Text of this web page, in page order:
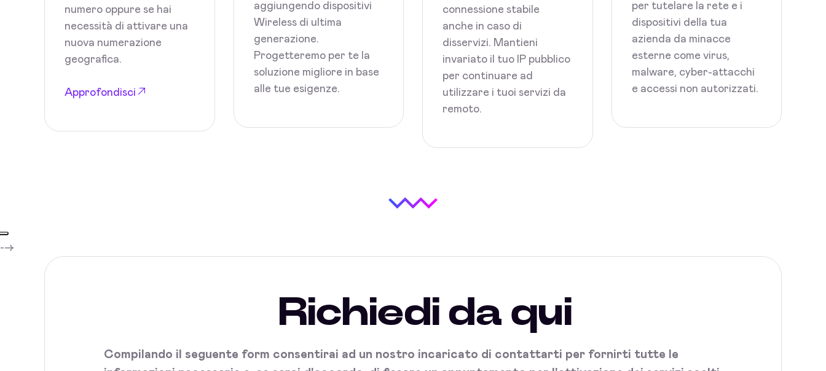
numero oppure se hai
necessità di attivare una
nuova numerazione
geografica.
Approfondisci
aggiungendo dispositivi
Wireless di ultima
generazione.
Progetteremo per te la
soluzione migliore in base
alle tue esigenze.
connessione stabile
anche in caso di
disservizi. Mantieni
invariato il tuo IP pubblico
per continuare ad
utilizzare i tuoi servizi da
remoto.
per tutelare la rete e i
dispositivi della tua
azienda da minacce
esterne come virus,
malware, cyber-attacchi
e accessi non autorizzati.
-->
Richiedi da qui
Compilando il seguente form consentirai ad un nostro incaricato di contattarti per fornirti tutte le